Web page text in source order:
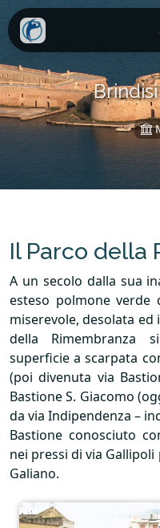
Il Parco della
A un secolo dalla sua
esteso polmone
miserevole, desolata
della Rimembranza
superficie a scarpata
(poi divenuta via
Bastione S. Giacomo
da via Indipendenza –
Bastione conosciuto
nei pressi di via
Galiano.